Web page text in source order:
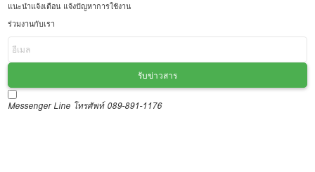
แนะนำแจ้งเตือน แจ้งปัญหาการใช้งาน
ร่วมงานกับเรา
รับข่าวสาร
Messenger Line โทรศัพท์ 089-891-1176